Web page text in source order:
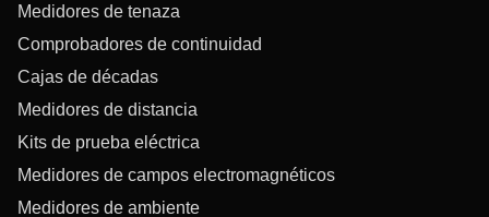
Medidores de tenaza
Comprobadores de continuidad
Cajas de décadas
Medidores de distancia
Kits de prueba eléctrica
Medidores de campos electromagnéticos
Medidores de ambiente